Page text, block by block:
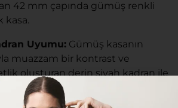
42 mm çapında gümüş renkli
kasa.
Uyumu: Gümüş kasanın
muazzam bir kontrast ve
oluşturan derin siyah kadran ile
duruşunu kusursuzca
bütünsel bir zırh gibi duran